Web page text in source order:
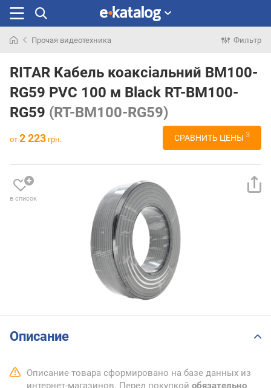
раньше
Прочая видеотехника Фильтр
RITAR Кабель коаксіальний BM100-
RG59 PVC 100 м Black RT-BM100-
RG59 (RT-BM100-RG59)
от 2 223 грн. СРАВНИТЬ ЦЕНЫ 3
в список
Описание
Описание товара сформировано на базе данных из
интернет-магазинов. Перед покупкой обязательно